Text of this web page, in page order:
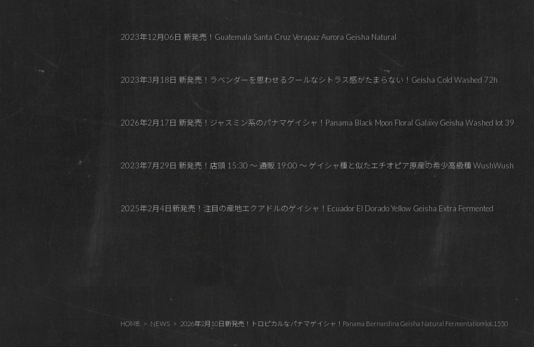
2023年12月06日 新発売！Guatemala Santa Cruz Verapaz Aurora Geisha Natural
2023年3月18日 新発売！ラベンダーを思わせるクールなシトラス感がたまらない！Geisha Cold Washed 72h
2026年2月17日 新発売！ジャスミン系のパナマゲイシャ！Panama Black Moon Floral Galaxy Geisha Washed lot 39
2023年7月29日 新発売！店頭 15:30 ～ 通販 19:00 ～ ゲイシャ種と似たエチオピア原産の希少高級種 WushWush
2025年2月4日新発売！注目の産地エクアドルのゲイシャ！Ecuador El Dorado Yellow Geisha Extra Fermented
HOME NEWS 2026年2月10日新発売！トロピカルなパナマゲイシャ！Panama Bernardina Geisha Natural Fermentation lot.1550